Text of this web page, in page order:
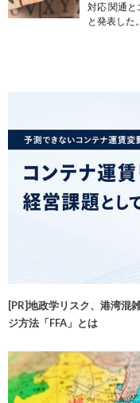
対応 関通
と発表した
[PR]地政学リスク、港湾混
ジ方法「FFA」とは